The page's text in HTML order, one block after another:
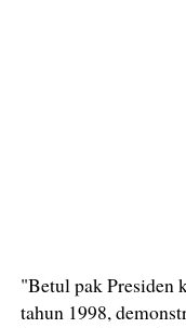
"Betul pak Presiden
tahun 1998,